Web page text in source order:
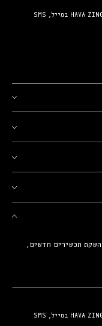
אני מאשר/ת קבלת תוכן מקצועי ושיווקי מ־HAVA ZINGBOIM במייל, SMS
השקת תכשירים חדשים,
אני מאשר/ת קבלת תוכן מקצועי ושיווקי מ־HAVA ZINGBOIM במייל, SMS